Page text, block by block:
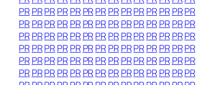
PRPRPRPRPR PRPRPRPRPRPRPR PRPR
PRPRPRPRPR PRPRPRPRPRPRPR PRPR
PRPRPRPRPR PRPRPRPRPRPRPR PRPR
PRPRPRPRPR PRPRPRPRPRPRPR PRPR
PRPRPRPRPR PRPRPRPRPRPRPR PRPR
PRPRPRPRPR PRPRPRPRPRPRPR PRPR